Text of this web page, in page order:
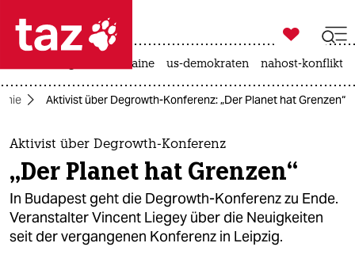
 taz zahl ich
taz zahl ich
themen
politik
öko
gesellschaft

taz zahl ich
krieg in der ukraine us-demokraten nahost-konflikt
Aktivist über Degrowth-Konferenz: „Der Planet hat Grenzen“
Aktivist über Degrowth-Konferenz
„Der Planet hat Grenzen“
In Budapest geht die Degrowth-Konferenz zu Ende.
Veranstalter Vincent Liegey über die Neuigkeiten
seit der vergangenen Konferenz in Leipzig.